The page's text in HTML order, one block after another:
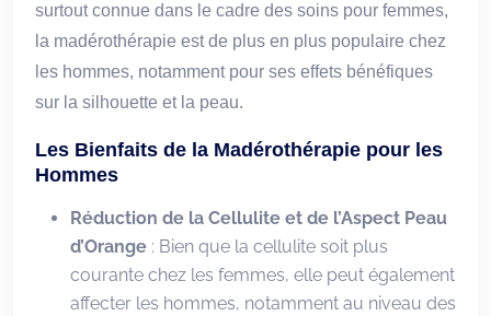
surtout connue dans le cadre des soins pour femmes,
la madérothérapie est de plus en plus populaire chez
les hommes, notamment pour ses effets bénéfiques
sur la silhouette et la peau.
Les Bienfaits de la Madérothérapie pour les
Hommes
Réduction de la Cellulite et de l’Aspect Peau
d’Orange : Bien que la cellulite soit plus
courante chez les femmes, elle peut également
affecter les hommes, notamment au niveau des